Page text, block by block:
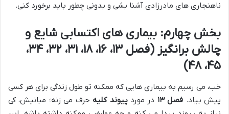
ناهنجاری های مادرزادی آشنا بشی و بدونی چطور باید برخورد کنی.
بخش چهارم: بیماری های اکتسابی شایع و
چالش برانگیز (فصل ۱۳، ۱۶، ۱۸، ۳۱، ۳۲، ۳۴،
۴۵، ۴۸)
خب، می رسیم به بیماری هایی که ممکنه تو طول زندگی برای هر کسی
پیش بیاد. فصل ۱۳ در موردپیوند کلیه حرف می زنه؛ مبانیش، کی